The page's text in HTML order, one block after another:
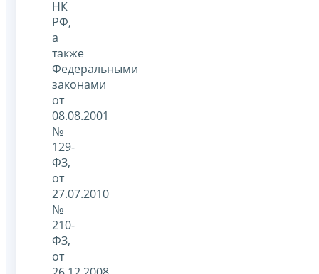
НК
РФ,
а
также
Федеральными
законами
от
08.08.2001
№
129-
ФЗ,
от
27.07.2010
№
210-
ФЗ,
от